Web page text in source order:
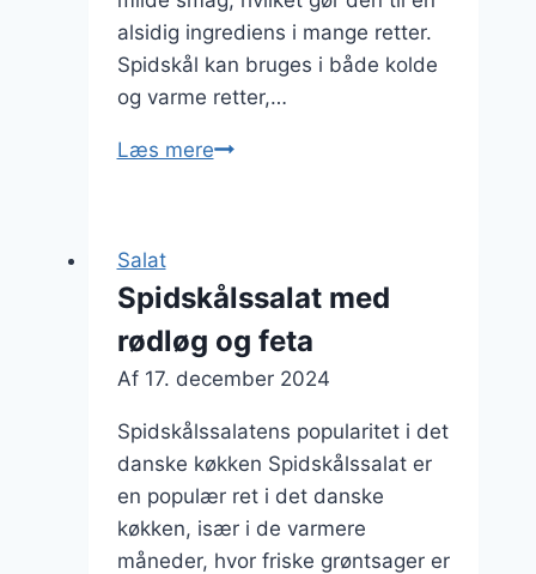
alsidig ingrediens i mange retter.
Spidskål kan bruges i både kolde
og varme retter,…
Læs mereSpidskålssalat
nødder
Salat
Spidskålssalat med
rødløg og feta
Af 17. december 2024
Spidskålssalatens popularitet i det
danske køkken Spidskålssalat er
en populær ret i det danske
køkken, især i de varmere
måneder, hvor friske grøntsager er